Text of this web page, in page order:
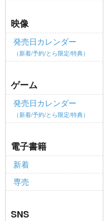
映像
発売日カレンダー
（新着/予約/とら限定/特典）
ゲーム
発売日カレンダー
（新着/予約/とら限定/特典）
電子書籍
新着
専売
SNS